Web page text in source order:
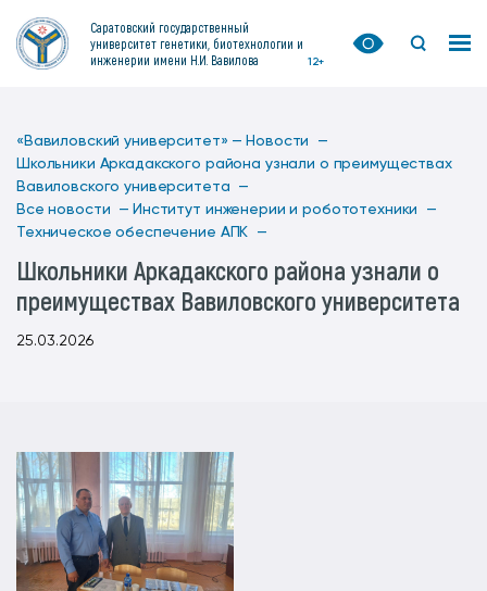
Саратовский государственный
университет генетики, биотехнологии и
инженерии имени Н.И. Вавилова
12+
«Вавиловский университет» — Новости —
Школьники Аркадакского района узнали о преимуществах
Вавиловского университета —
Все новости — Институт инженерии и робототехники —
Техническое обеспечение АПК —
Школьники Аркадакского района узнали о
преимуществах Вавиловского университета
25.03.2026